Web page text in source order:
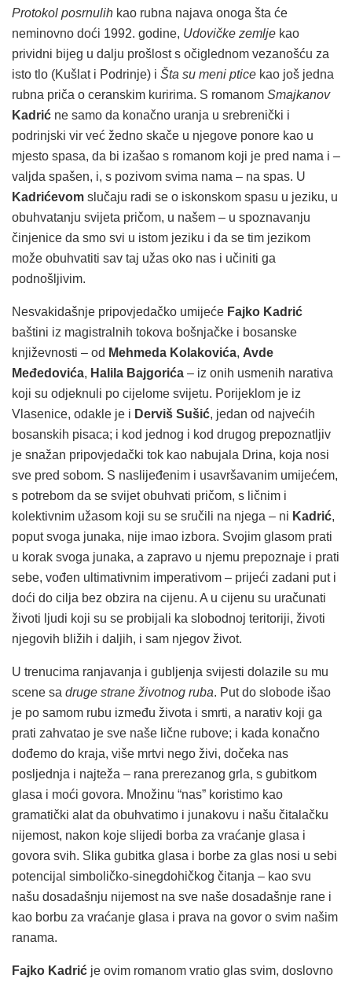
Protokol posrnulih kao rubna najava onoga šta će
neminovno doći 1992. godine, Udovičke zemlje kao
prividni bijeg u dalju prošlost s očiglednom vezanošću za
isto tlo (Kušlat i Podrinje) i Šta su meni ptice kao još jedna
rubna priča o ceranskim kuririma. S romanom Smajkanov
Kadrić ne samo da konačno uranja u srebrenički i
podrinjski vir već žedno skače u njegove ponore kao u
mjesto spasa, da bi izašao s romanom koji je pred nama i –
valjda spašen, i, s pozivom svima nama – na spas. U
Kadrićevom slučaju radi se o iskonskom spasu u jeziku, u
obuhvatanju svijeta pričom, u našem – u spoznavanju
činjenice da smo svi u istom jeziku i da se tim jezikom
može obuhvatiti sav taj užas oko nas i učiniti ga
podnošljivim.
Nesvakidašnje pripovjedačko umijeće Fajko Kadrić
baštini iz magistralnih tokova bošnjačke i bosanske
književnosti – od Mehmeda Kolakovića, Avde
Međedovića, Halila Bajgorića – iz onih usmenih narativa
koji su odjeknuli po cijelome svijetu. Porijeklom je iz
Vlasenice, odakle je i Derviš Sušić, jedan od najvećih
bosanskih pisaca; i kod jednog i kod drugog prepoznatljiv
je snažan pripovjedački tok kao nabujala Drina, koja nosi
sve pred sobom. S naslijeđenim i usavršavanim umijećem,
s potrebom da se svijet obuhvati pričom, s ličnim i
kolektivnim užasom koji su se sručili na njega – ni Kadrić,
poput svoga junaka, nije imao izbora. Svojim glasom prati
u korak svoga junaka, a zapravo u njemu prepoznaje i prati
sebe, vođen ultimativnim imperativom – prijeći zadani put i
doći do cilja bez obzira na cijenu. A u cijenu su uračunati
životi ljudi koji su se probijali ka slobodnoj teritoriji, životi
njegovih bližih i daljih, i sam njegov život.
U trenucima ranjavanja i gubljenja svijesti dolazile su mu
scene sa druge strane životnog ruba. Put do slobode išao
je po samom rubu između života i smrti, a narativ koji ga
prati zahvatao je sve naše lične rubove; i kada konačno
dođemo do kraja, više mrtvi nego živi, dočeka nas
posljednja i najteža – rana prerezanog grla, s gubitkom
glasa i moći govora. Množinu “nas” koristimo kao
gramatički alat da obuhvatimo i junakovu i našu čitalačku
nijemost, nakon koje slijedi borba za vraćanje glasa i
govora svih. Slika gubitka glasa i borbe za glas nosi u sebi
potencijal simboličko-sinegdohičkog čitanja – kao svu
našu dosadašnju nijemost na sve naše dosadašnje rane i
kao borbu za vraćanje glasa i prava na govor o svim našim
ranama.
Fajko Kadrić je ovim romanom vratio glas svim, doslovno